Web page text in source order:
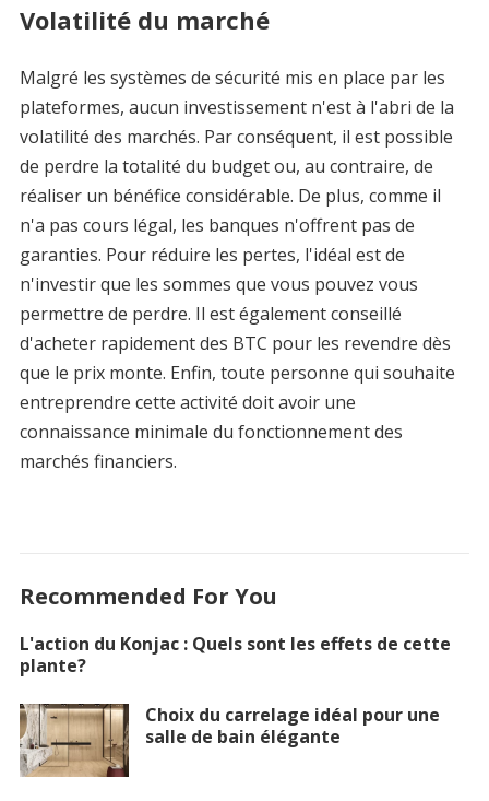
Volatilité du marché
Malgré les systèmes de sécurité mis en place par les
plateformes, aucun investissement n'est à l'abri de la
volatilité des marchés. Par conséquent, il est possible
de perdre la totalité du budget ou, au contraire, de
réaliser un bénéfice considérable. De plus, comme il
n'a pas cours légal, les banques n'offrent pas de
garanties. Pour réduire les pertes, l'idéal est de
n'investir que les sommes que vous pouvez vous
permettre de perdre. Il est également conseillé
d'acheter rapidement des BTC pour les revendre dès
que le prix monte. Enfin, toute personne qui souhaite
entreprendre cette activité doit avoir une
connaissance minimale du fonctionnement des
marchés financiers.
Recommended For You
L'action du Konjac : Quels sont les effets de cette
plante?
Choix du carrelage idéal pour une
salle de bain élégante